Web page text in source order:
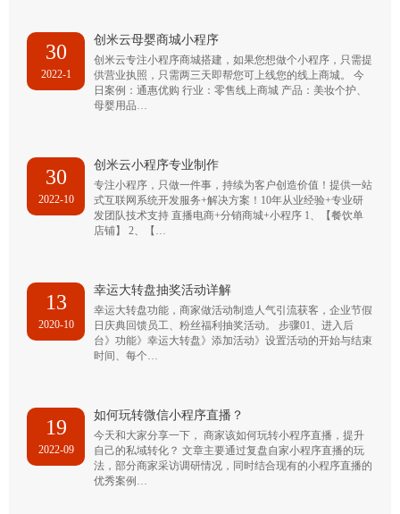
30
2022-1
创米云母婴商城小程序
创米云专注小程序商城搭建，如果您想做个小程序，只需提
供营业执照，只需两三天即帮您可上线您的线上商城。 今
日案例：通惠优购 行业：零售线上商城 产品：美妆个护、
母婴用品…
30
2022-10
创米云小程序专业制作
专注小程序，只做一件事，持续为客户创造价值！提供一站
式互联网系统开发服务+解决方案！10年从业经验+专业研
发团队技术支持 直播电商+分销商城+小程序 1、【餐饮单
店铺】 2、【…
13
2020-10
幸运大转盘抽奖活动详解
幸运大转盘功能，商家做活动制造人气引流获客，企业节假
日庆典回馈员工、粉丝福利抽奖活动。 步骤01、进入后
台》功能》幸运大转盘》添加活动》设置活动的开始与结束
时间、每个…
19
2022-09
如何玩转微信小程序直播？
今天和大家分享一下， 商家该如何玩转小程序直播，提升
自己的私域转化？ 文章主要通过复盘自家小程序直播的玩
法，部分商家采访调研情况，同时结合现有的小程序直播的
优秀案例…